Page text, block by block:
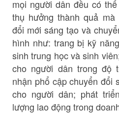
mọi người dân đều có
thụ hưởng thành quả
đổi mới sáng tạo và
hình như: trang bị kỹ
sinh trung học và sinh
cho người dân trong độ
nhận phổ cập chuyển đổi
cho người dân; phát
lượng lao động trong